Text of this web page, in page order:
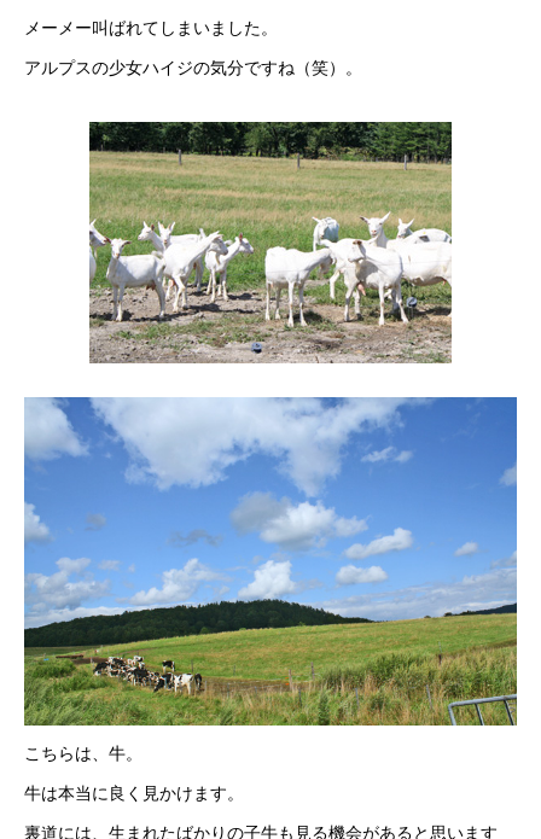
メーメー叫ばれてしまいました。
アルプスの少女ハイジの気分ですね（笑）。
こちらは、牛。
牛は本当に良く見かけます。
裏道には、生まれたばかりの子牛も見る機会があると思います